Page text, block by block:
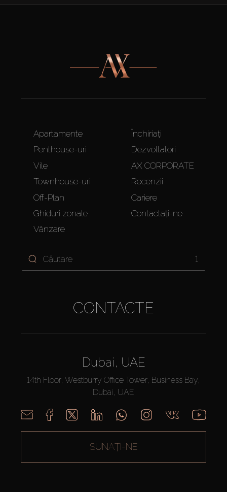
Apartamente
Penthouse-uri
Vile
Townhouse-uri
Off-Plan
Ghiduri zonale
Vânzare
Închiriați
Dezvoltatori
AX CORPORATE
Recenzii
Cariere
Contactați-ne
1
CONTACTE
Dubai, UAE
14th Floor, Westburry Office Tower, Business Bay,
Dubai, UAE
SUNAȚI-NE